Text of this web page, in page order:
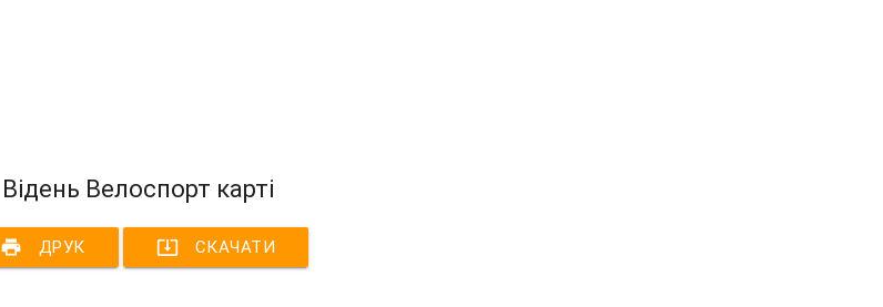
Відень Велоспорт карті
print ДРУК system_update_alt СКАЧАТИ